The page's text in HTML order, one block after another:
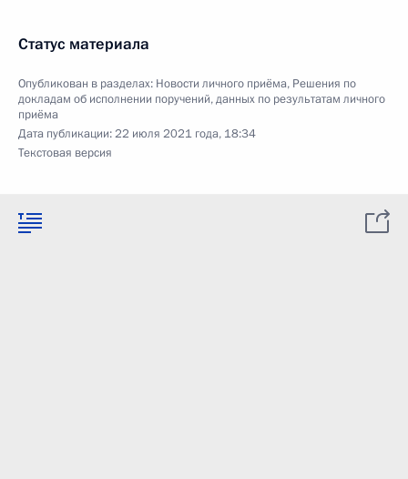
Статус материала
Опубликован в разделах: Новости личного приёма, Решения по
докладам об исполнении поручений, данных по результатам личного
приёма
Дата публикации:22 июля 2021 года, 18:34
Текстовая версия